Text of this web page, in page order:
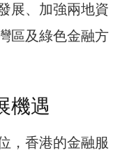
展、加強兩地資
區及綠色金融方
機遇
，香港的金融服